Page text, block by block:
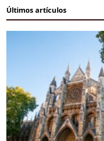
Últimos artículos